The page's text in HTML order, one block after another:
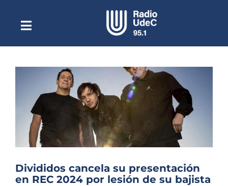
contenidoToggle
NavigationEscuchar Radio UdeC en vivo
Quiénes Somos
Programación
Podcast
Noticias
Columnas
Divididos cancela su presentación
en REC 2024 por lesión de su bajista